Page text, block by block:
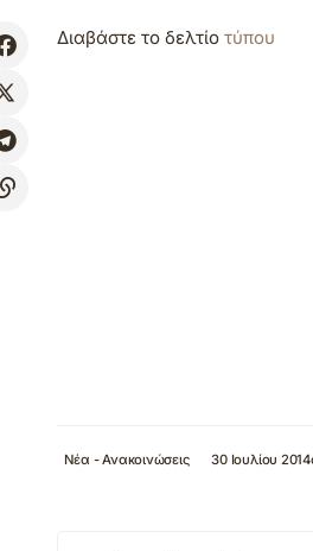
Διαβάστε το δελτίο τύπου
Νέα - Ανακοινώσεις 30 Ιουλίου 2014